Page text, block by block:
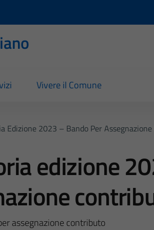
Vivere il Comune
Edizione 2023 – Bando Per
edizione
assegnazione contributo